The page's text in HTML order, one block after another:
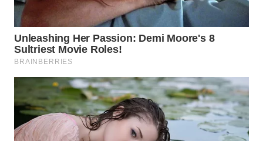
KEPULAUAN
WN
TANGERANG
WN
BINJAI